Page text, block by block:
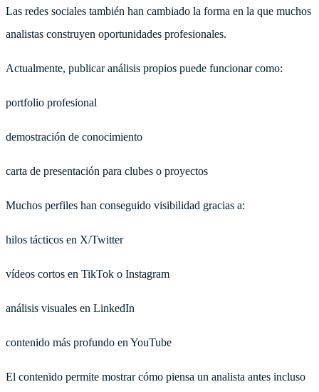
Las redes sociales también han cambiado la forma en la que muchos
analistas construyen oportunidades profesionales.
Actualmente, publicar análisis propios puede funcionar como:
portfolio profesional
demostración de conocimiento
carta de presentación para clubes o proyectos
Muchos perfiles han conseguido visibilidad gracias a:
hilos tácticos en X/Twitter
vídeos cortos en TikTok o Instagram
análisis visuales en LinkedIn
contenido más profundo en YouTube
El contenido permite mostrar cómo piensa un analista antes incluso